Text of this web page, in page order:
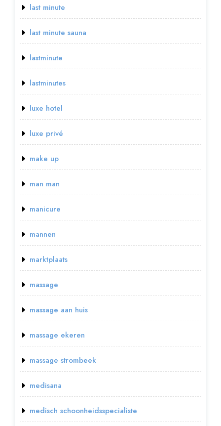
last minute
last minute sauna
lastminute
lastminutes
luxe hotel
luxe privé
make up
man man
manicure
mannen
marktplaats
massage
massage aan huis
massage ekeren
massage strombeek
medisana
medisch schoonheidsspecialiste